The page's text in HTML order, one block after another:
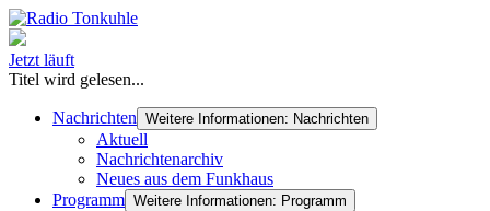
Jetzt läuft
Titel wird gelesen...
Nachrichten Weitere Informationen: Nachrichten
Aktuell
Nachrichtenarchiv
Neues aus dem Funkhaus
Programm Weitere Informationen: Programm